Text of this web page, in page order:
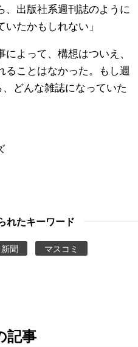
、出版社系週刊誌のように
たかもしれない」
よって、構想はついえ、
ことはなかった。もし週
どんな雑誌になっていた
れたキーワード
聞 マスコミ
記事